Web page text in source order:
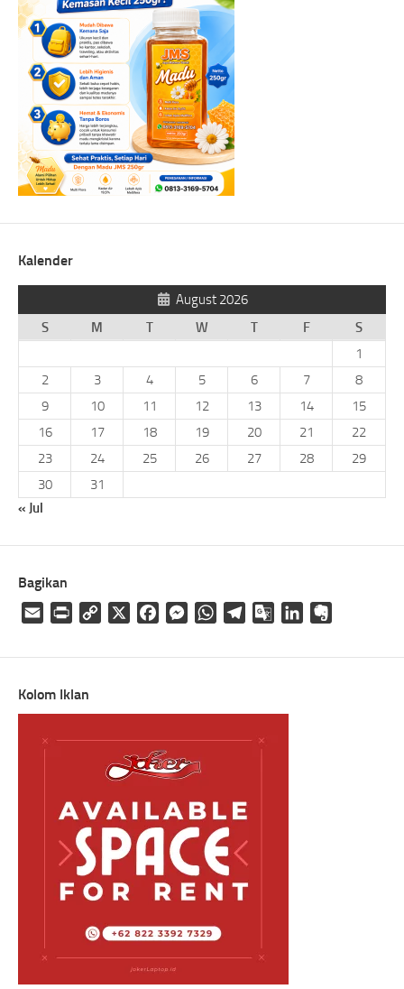
Kalender
August 2026
S
M T W T F
S
1
2
3 4 5 6 7
8
9
10 11 12 13 14
15
16
17 18 19 20 21
22
23
24 25 26 27 28
29
30
31
« Jul
Bagikan
Email
Print
Copy
FacebookMessengerWhatsAppTelegramGoogleLinkedIn
Kolom Iklan